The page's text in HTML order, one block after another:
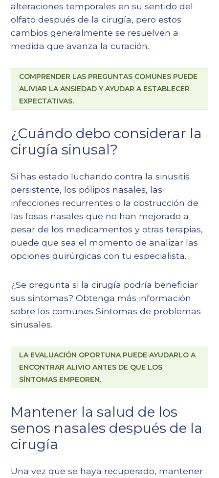
alteraciones temporales en su sentido del
olfato después de la cirugía, pero estos
cambios generalmente se resuelven a
medida que avanza la curación.
COMPRENDER LAS PREGUNTAS COMUNES PUEDE
ALIVIAR LA ANSIEDAD Y AYUDAR A ESTABLECER
EXPECTATIVAS.
¿Cuándo debo considerar la
cirugía sinusal?
Si has estado luchando contra la sinusitis
persistente, los pólipos nasales, las
infecciones recurrentes o la obstrucción de
las fosas nasales que no han mejorado a
pesar de los medicamentos y otras terapias,
puede que sea el momento de analizar las
opciones quirúrgicas con tu especialista.
¿Se pregunta si la cirugía podría beneficiar
sus síntomas? Obtenga más información
sobre los comunesSíntomas de problemas
sinusales.
LA EVALUACIÓN OPORTUNA PUEDE AYUDARLO A
ENCONTRAR ALIVIO ANTES DE QUE LOS
SÍNTOMAS EMPEOREN.
Mantener la salud de los
senos nasales después de la
cirugía
Una vez que se haya recuperado, mantener